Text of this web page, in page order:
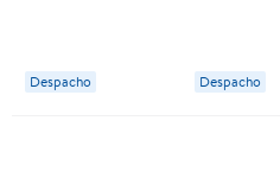
Perfect Choice
Despacho
Perfect
Despacho